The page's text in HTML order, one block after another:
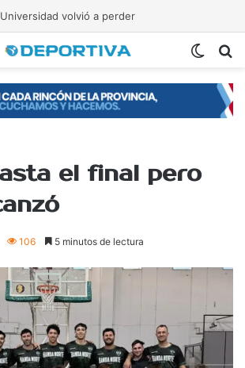
volvió a perder
el final pero
106 5 minutos de lectura